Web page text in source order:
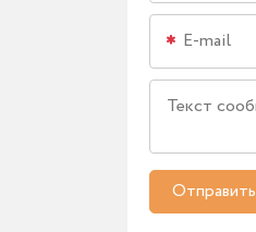
Отправить